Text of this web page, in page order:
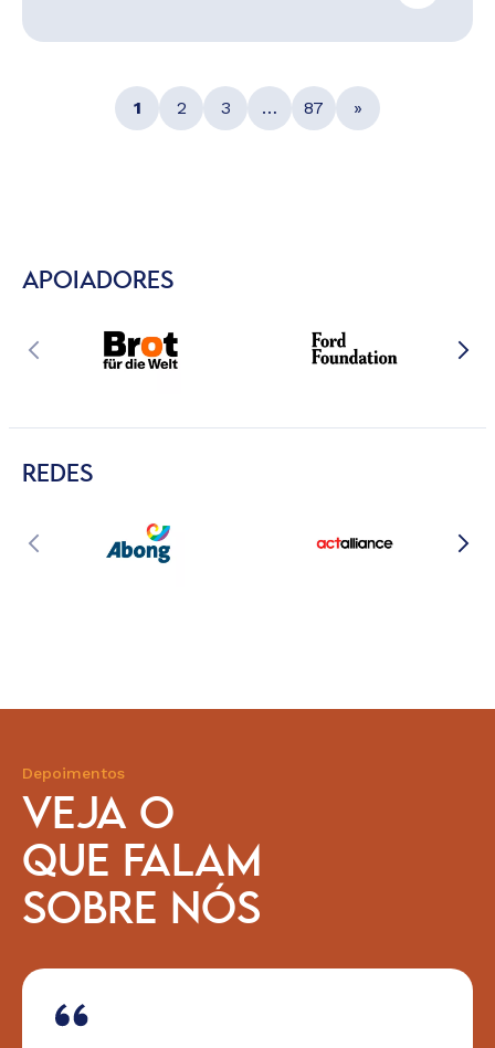
1 2 3 … 87 »
APOIADORES
REDES
Depoimentos
VEJA O
QUE FALAM
SOBRE NÓS